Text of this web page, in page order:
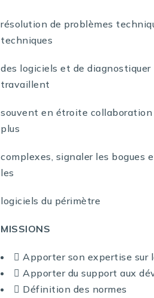
résolution de problèmes
techniques
des logiciels et de
travaillent
souvent en étroite collaboration
plus
complexes, signaler les bogues
les
logiciels du périmètre
MISSIONS
 Apporter son expertise sur
 Apporter du support aux
 Définition des normes